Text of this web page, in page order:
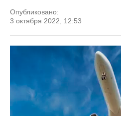
Опубликовано:
3 октября 2022, 12:53